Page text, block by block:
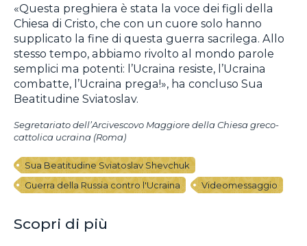
«Questa preghiera è stata la voce dei figli della
Chiesa di Cristo, che con un cuore solo hanno
supplicato la fine di questa guerra sacrilega. Allo
stesso tempo, abbiamo rivolto al mondo parole
semplici ma potenti: l’Ucraina resiste, l’Ucraina
combatte, l’Ucraina prega!», ha concluso Sua
Beatitudine Sviatoslav.
Segretariato dell’Arcivescovo Maggiore della Chiesa greco-
cattolica ucraina (Roma)
Sua Beatitudine Sviatoslav Shevchuk
Guerra della Russia contro l'Ucraina
Videomessaggio
Scopri di più